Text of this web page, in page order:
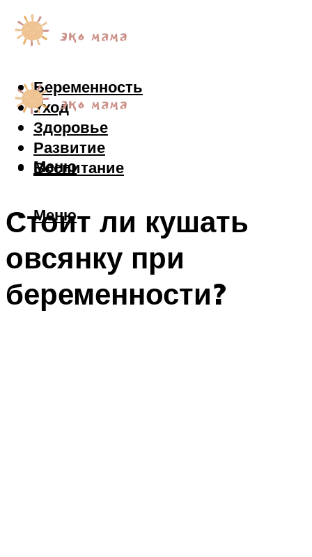
Беременность
Уход
Здоровье
Развитие
Воспитание
Меню
Меню
Стоит ли кушать
овсянку при
беременности?